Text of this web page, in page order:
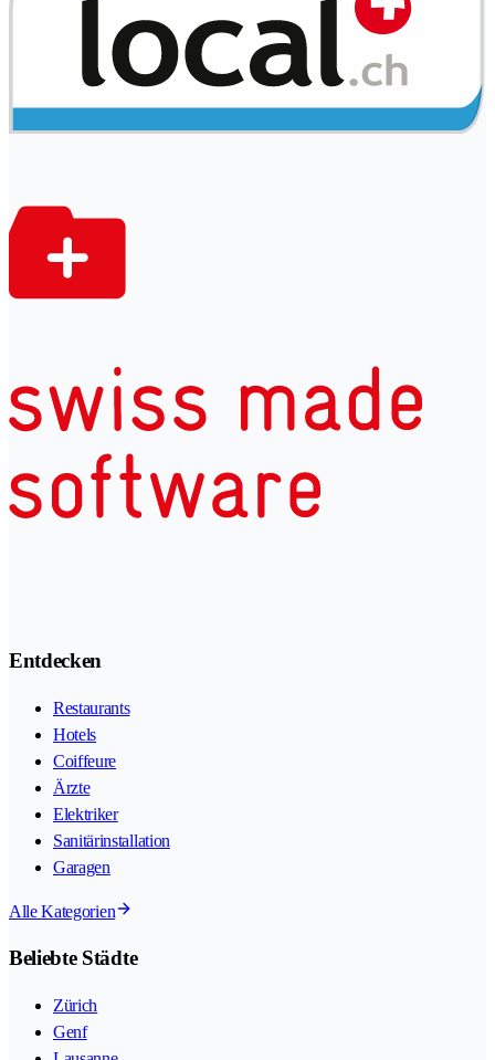
Entdecken
Restaurants
Hotels
Coiffeure
Ärzte
Elektriker
Sanitärinstallation
Garagen
Alle Kategorien
Beliebte Städte
Zürich
Genf